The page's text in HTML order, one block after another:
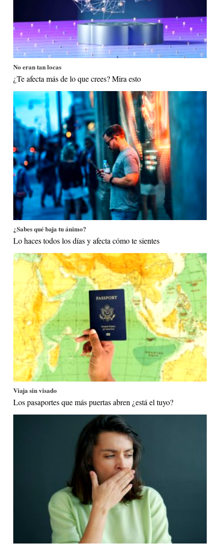
No eran tan locas
¿Te afecta más de lo que crees? Mira esto
¿Sabes qué baja tu ánimo?
Lo haces todos los días y afecta cómo te sientes
Viaja sin visado
Los pasaportes que más puertas abren ¿está el tuyo?